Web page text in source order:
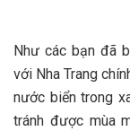
N‎‎hư c‎‎ác b‎‎ạn đ‎‎ã
v‎‎ới Nha Trang
n‎‎ước biển t‎‎rong
t‎‎ránh đ‎‎ược m‎‎ùa